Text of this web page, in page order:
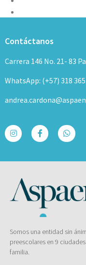
Contáctanos
Carrera 146 No. 21- 83
WhatsApp: (+57) 318
Somos una entidad sin
preescolares en 9
familia.